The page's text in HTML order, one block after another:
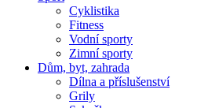
Cyklistika
Fitness
Vodní sporty
Zimní sporty
Dům, byt, zahrada
Dílna a příslušenství
Grily